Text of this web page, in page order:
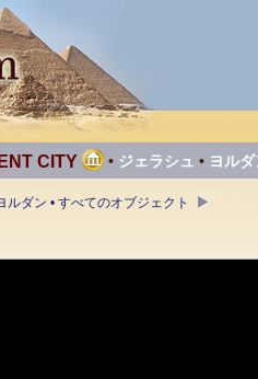
CITY • ジェラシュ • ヨル
ルダン • すべてのオブジェクト